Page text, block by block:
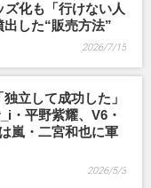
化も「行けない人
した“販売方法”
2026/7/15
立して成功した」
・平野紫耀、V6・
嵐・二宮和也に軍
2026/5/3